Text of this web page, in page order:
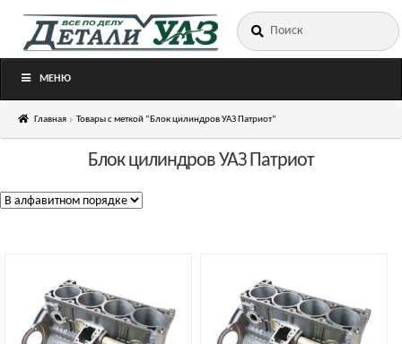
Перейти
Перейти
Искать:
МЕНЮ
Главная Товары с меткой “Блок цилиндров УАЗ Патриот”
Блок цилиндров УАЗ Патриот